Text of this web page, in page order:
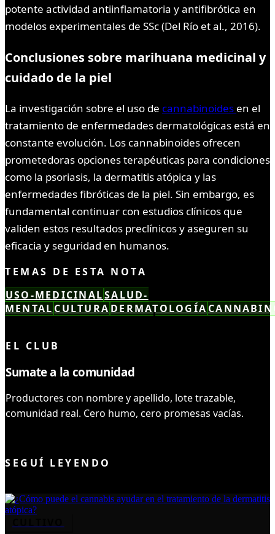
potente actividad antiinflamatoria y antifibrótica en
modelos experimentales de SSc (Del Río et al., 2016).
Conclusiones sobre marihuana medicinal y
cuidado de la piel
La investigación sobre el uso de cannabinoides en el
tratamiento de enfermedades dermatológicas está en
constante evolución. Los cannabinoides ofrecen
prometedoras opciones terapéuticas para condiciones
como la psoriasis, la dermatitis atópica y las
enfermedades fibróticas de la piel. Sin embargo, es
fundamental continuar con estudios clínicos que
validen estos resultados preclínicos y aseguren su
eficacia y seguridad en humanos.
TEMAS DE ESTA NOTA
USO-MEDICINALSALUD-
MENTAL CULTURA DERMATOLOGÍA
EL CLUB
Sumate a la comunidad
Productores con nombre y apellido, lote trazable,
comunidad real. Cero humo, cero promesas vacías.
SEGUÍ LEYENDO